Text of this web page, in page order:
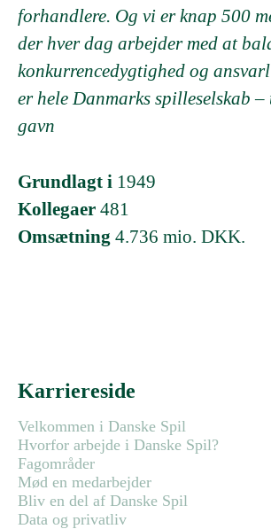
forhandlere. Og vi er knap 500
der hver dag arbejder med at
konkurrencedygtighed og
er hele Danmarks spilleselskab
gavn
Grundlagt i 1949
Kollegaer 481
Omsætning 4.736 mio. DKK.
Karriereside
Velkommen i Danske Spil
Hvorfor arbejde i Danske Spil?
Fagområder
Mød en medarbejder
Bliv en del af Danske Spil
Data og privatliv